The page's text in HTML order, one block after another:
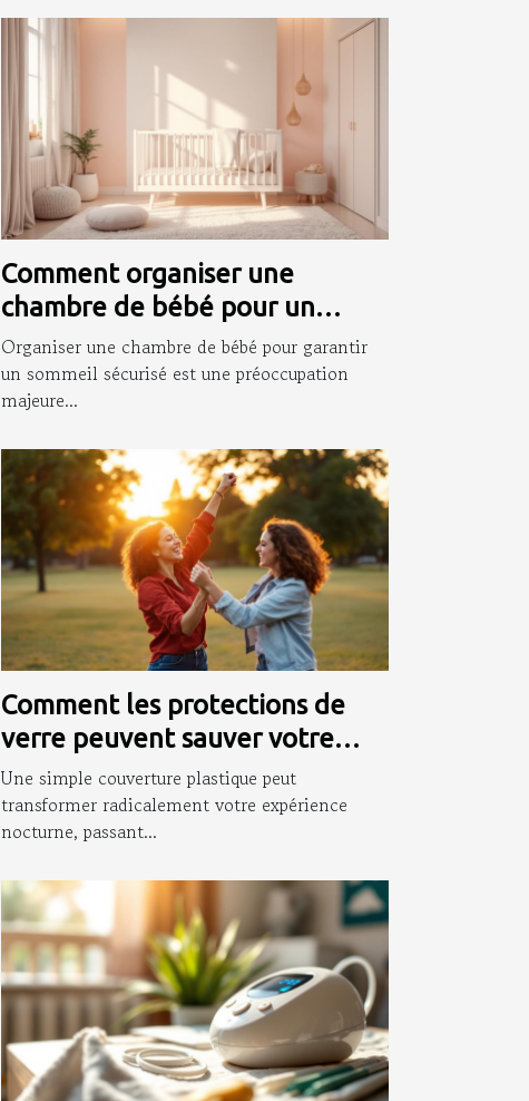
Comment organiser une
chambre de bébé pour un
sommeil sécurisé ?
Organiser une chambre de bébé pour garantir
un sommeil sécurisé est une préoccupation
majeure...
Comment les protections de
verre peuvent sauver votre
soirée ?
Une simple couverture plastique peut
transformer radicalement votre expérience
nocturne, passant...